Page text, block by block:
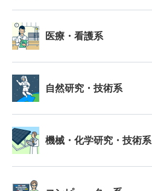
医療・看護系
自然研究・技術系
機械・化学研究・技術系